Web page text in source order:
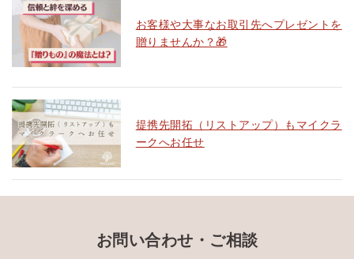
お客様や大事なお取引先へプレゼントを
贈りませんか？🎁
提携先開拓（リストアップ）もマイクラ
ークへお任せ
お問い合わせ・ご相談